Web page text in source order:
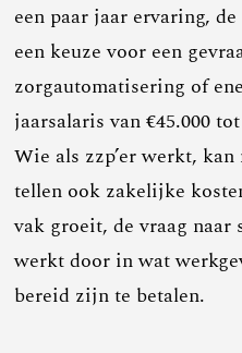
een paar jaar ervaring,
een keuze voor een
zorgautomatisering of
jaarsalaris van €45.000
Wie als zzp’er werkt,
tellen ook zakelijke
vak groeit, de vraag naar
werkt door in wat
bereid zijn te betalen.